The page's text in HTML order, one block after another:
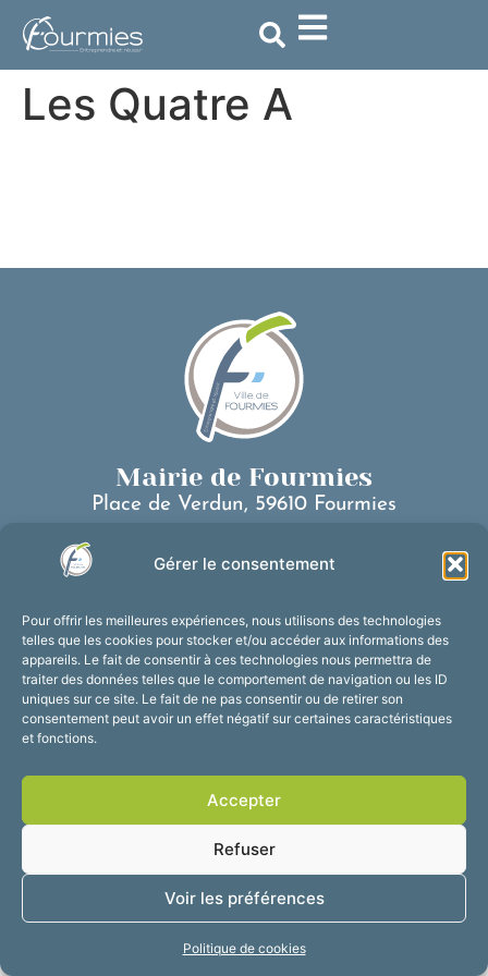
Gérer le consentement
Pour offrir les meilleures expériences, nous utilisons des technologies
telles que les cookies pour stocker et/ou accéder aux informations des
appareils. Le fait de consentir à ces technologies nous permettra de
traiter des données telles que le comportement de navigation ou les ID
uniques sur ce site. Le fait de ne pas consentir ou de retirer son
consentement peut avoir un effet négatif sur certaines caractéristiques
et fonctions.
Accepter
Refuser
Voir les préférences
Politique de cookies
principal
Les Quatre A
Mairie de Fourmies
Place de Verdun, 59610 Fourmies
Nous contacter
Du lundi au vendredi :
de 8h30 à 12h et de 13h30 à 17h30
Suivez-nous !
Mentions légales
Plan du site
Confidentialité
2025 © Propulsé par
Utopia